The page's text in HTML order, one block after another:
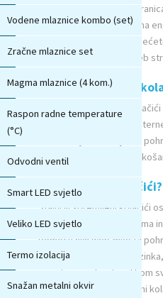
Vodene mlaznice kombo (set)
Zračne mlaznice set
Magma mlaznice (4 kom.)
Raspon radne temperature
(°C)
Odvodni ventil
Smart LED svjetlo
Veliko LED svjetlo
Termo izolacija
Snažan metalni okvir
Explorer 7 i 8•Opera
jeziku) •Safari(stranica na
onemogućite kolačiće,
od funkcionalnosti na web
Što su privremeni
Privremeni kolačići ili
računala po zatvaranju
Pomoću njih web-mjesta
podatke, poput stavki u
Što su stalni kolačići?
Stalni ili spremljeni kolačići
nakon zatvaranja programa
Pomoću njih web-mjesta
što su ime za prijavu i
morate prijavljivati prilikom
određenom mjestu. Stalni